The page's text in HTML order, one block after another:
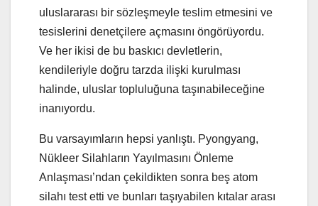
uluslararası bir sözleşmeyle teslim etmesini ve
tesislerini denetçilere açmasını öngörüyordu.
Ve her ikisi de bu baskıcı devletlerin,
kendileriyle doğru tarzda ilişki kurulması
halinde, uluslar topluluğuna taşınabileceğine
inanıyordu.
Bu varsayımların hepsi yanlıştı. Pyongyang,
Nükleer Silahların Yayılmasını Önleme
Anlaşması’ndan çekildikten sonra beş atom
silahı test etti ve bunları taşıyabilen kıtalar arası